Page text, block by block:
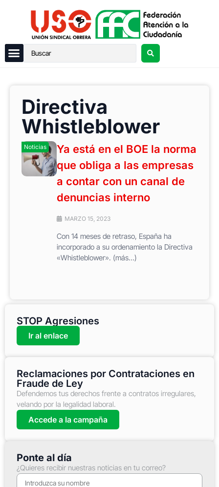
Directiva
Whistleblower
Noticias
Ya está en el BOE la norma
que obliga a las empresas
a contar con un canal de
denuncias interno
MARZO 15, 2023
Con 14 meses de retraso, España ha
incorporado a su ordenamiento la Directiva
«Whistleblower». (más…)
STOP Agresiones
Ir al enlace
Reclamaciones por Contrataciones en
Fraude de Ley
Defendemos tus derechos frente a contratos irregulares,
velando por la legalidad laboral.
Accede a la campaña
Ponte al día
¿Quieres recibir nuestras noticias en tu correo?